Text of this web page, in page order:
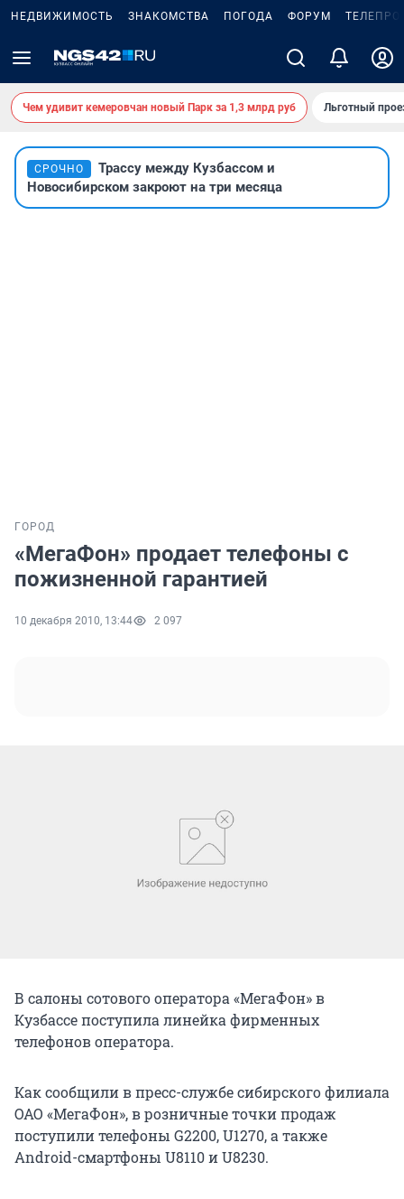
НЕДВИЖИМОСТЬ ЗНАКОМСТВА ПОГОДА ФОРУМ
Чем удивит кемеровчан новый Парк за 1,3 млрд руб Льготный
СРОЧНО
Трассу между Кузбассом и
Новосибирском закроют на три месяца
ГОРОД
«МегаФон» продает телефоны с
пожизненной гарантией
10 декабря 2010, 13:44 2 097
В салоны сотового оператора «МегаФон» в
Кузбассе поступила линейка фирменных
телефонов оператора.
Как сообщили в пресс-службе сибирского филиала
ОАО «МегаФон», в розничные точки продаж
поступили телефоны G2200, U1270, а также
Android-смартфоны U8110 и U8230.